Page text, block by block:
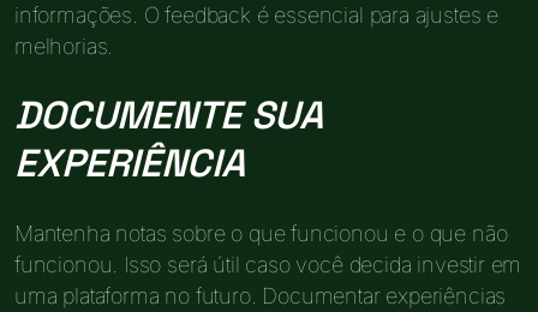
informações. O feedback é essencial para ajustes e
melhorias.
DOCUMENTE SUA
EXPERIÊNCIA
Mantenha notas sobre o que funcionou e o que não
funcionou. Isso será útil caso você decida investir em
uma plataforma no futuro. Documentar experiências